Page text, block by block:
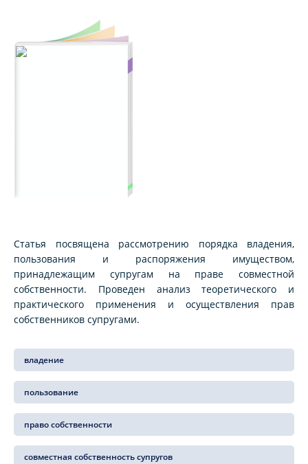
Статья посвящена рассмотрению порядка владения,
пользования и распоряжения имуществом,
принадлежащим супругам на праве совместной
собственности. Проведен анализ теоретического и
практического применения и осуществления прав
собственников супругами.
владение
пользование
право собственности
совместная собственность супругов